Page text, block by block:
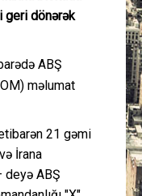
geri dönərək
ABŞ
məlumat
21 gəmi
İrana
deyə ABŞ